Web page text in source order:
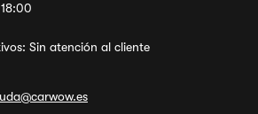
Sin atención al cliente